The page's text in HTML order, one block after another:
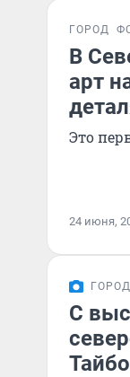
ГОРОД
В
арт
Это
24 июня,
ГОРОД
С